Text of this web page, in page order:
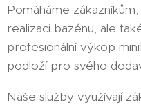
Pomáháme
realizaci bazénu, ale
profesionální výkop
podloží pro svého
Naše služby využívají